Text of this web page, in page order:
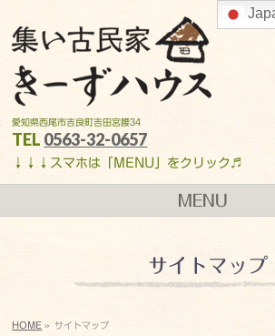
愛知県西尾市吉良町吉田宮腰34
TEL 0563-32-0657
↓↓↓スマホは「MENU」をクリック♬
MENU
サイトマップ
HOME » サイトマップ